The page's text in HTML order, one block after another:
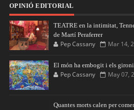
OPINIÓ EDITORIAL
TEATRE en la intimitat,
de Martí Peraferrer
Pep Cassany Mar 14,
El món ha embogit i els
Pep Cassany May 07,
Quantes morts calen per